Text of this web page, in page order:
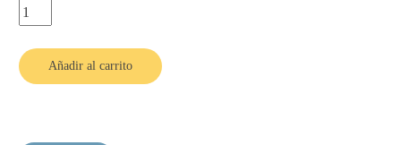
Añadir al carrito